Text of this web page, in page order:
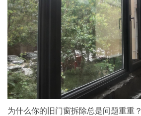
为什么你的旧门窗拆除总是问题重重？